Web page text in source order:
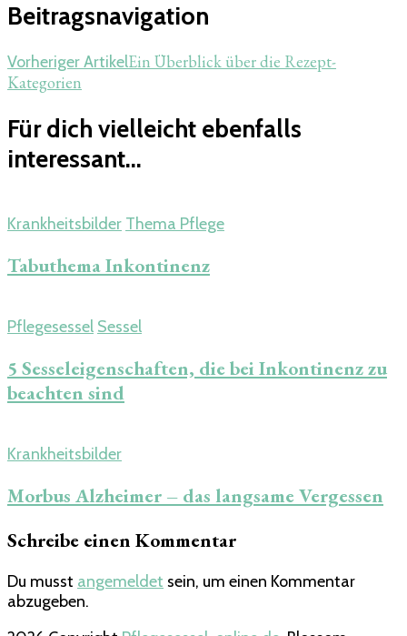
Beitragsnavigation
Vorheriger ArtikelEin Überblick über die Rezept-
Kategorien
Für dich vielleicht ebenfalls
interessant...
Krankheitsbilder Thema Pflege
Tabuthema Inkontinenz
Pflegesessel Sessel
5 Sesseleigenschaften, die bei Inkontinenz zu
beachten sind
Krankheitsbilder
Morbus Alzheimer – das langsame Vergessen
Schreibe einen Kommentar
Du musst angemeldet sein, um einen Kommentar
abzugeben.